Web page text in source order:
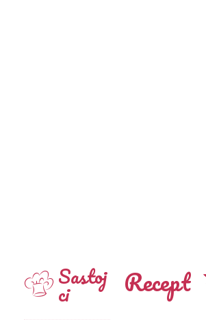
Sastoj
ci Recept